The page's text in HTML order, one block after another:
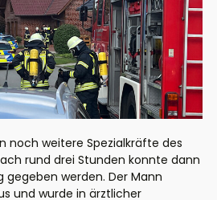
noch weitere Spezialkräfte des
rund drei Stunden konnte dann
werden. Der Mann
und wurde in ärztlicher